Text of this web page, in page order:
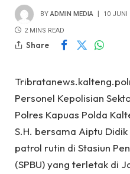
BY ADMIN MEDIA 10 JUNI
2 MINS READ
Share
Personel Kepolisian
Polres Kapuas Polda
S.H. bersama Aiptu
patrol rutin di Stasiun
(SPBU) yang terletak di